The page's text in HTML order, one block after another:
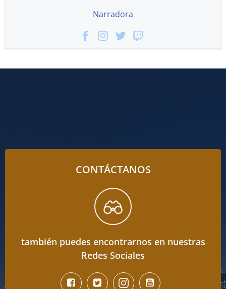
Narradora
CONTÁCTANOS
también puedes encontrarnos en nuestras
Redes Sociales